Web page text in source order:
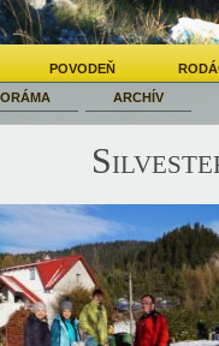
POVODEŇ
ARCHÍV